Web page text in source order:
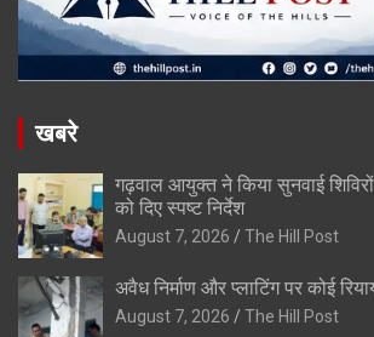
खबरे
गढ़वाल आयुक्त ने किया सुनवाई
को दिए स्पष्ट निर्देश
August 7, 2026 The Hill Post
अवैध निर्माण और प्लाटिंग पर कोई
August 7, 2026 The Hill Post